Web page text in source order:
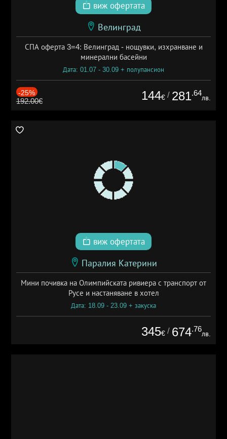
виж офертата
Велинград
СПА оферта 3=4: Велинград - нощувки, изхранване и
минерални басейни
Дата: 01.07 - 30.09 + полупансион
-25%
192.00€ 144€ / 281.64
лв.
виж офертата
Паралия Катерини
Мини почивка на Олимпийската ривиера с транспорт от
Русе и настаняване в хотел
Дата: 18.09 - 23.09 + закуска
345€ / 674.76
лв.